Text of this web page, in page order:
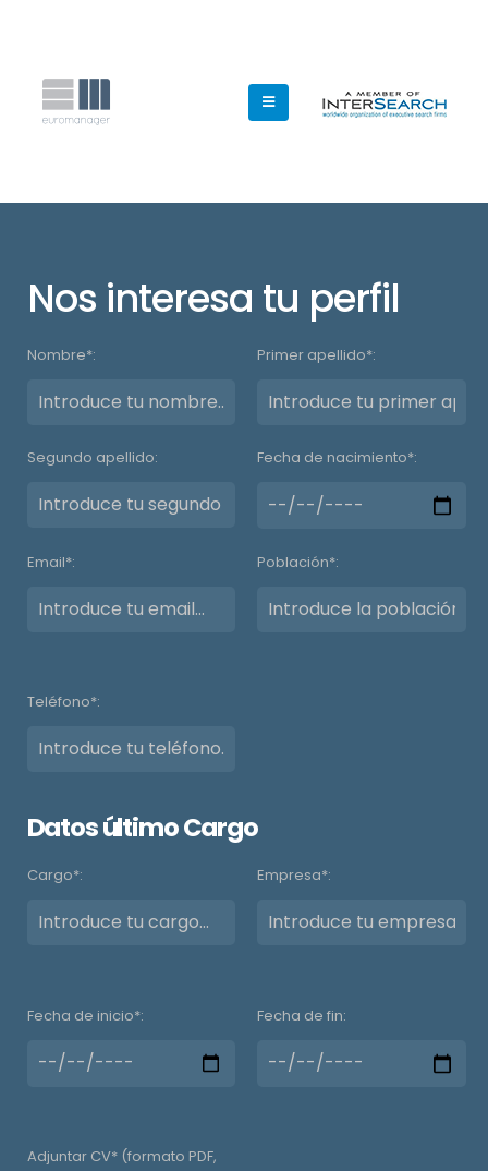
Nos interesa tu perfil
Nombre*: Primer apellido*:
Segundo apellido: Fecha de nacimiento*:
Email*: Población*:
Teléfono*:
Datos último Cargo
Cargo*: Empresa*:
Fecha de inicio*: Fecha de fin:
Adjuntar CV* (formato PDF,